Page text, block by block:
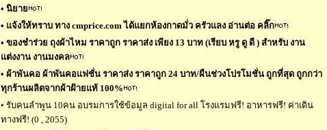
• นิยาย
• แจ้งให้ทราบ ทาง cmprice.com ได้แยกห้องกาดมั่ว ครัวแลง อ่านต่อ คลิ๊ก
• ของชำร่วย ถุงผ้าไหม ราคาถูก ราคาส่ง เพียง 13 บาท (เรียบ หรู ดู ดี ) สำหรับ งาน
แต่งงาน งานมงคล
• ผ้าพันคอ ผ้าพันคอแฟชั่น ราคาส่ง ราคาถูก 24 บาท/ผืนช่วงโปรโมชั่น ถูกที่สุด ถูกกว่า
ทุกร้านผลิตจากผ้าฝ้ายแท้ 100%
• รับคนลำพูน 10คน อบรมการใช้ข้อมูล digital for all โรงแรมฟรี! อาหารฟรี! ค่าเดิน
ทางฟรี! (0 , 2055)